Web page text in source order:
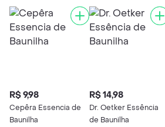
R$ 9,98
Cepêra Essencia de
Baunilha
R$ 14,98
Dr. Oetker Essência
de Baunilha